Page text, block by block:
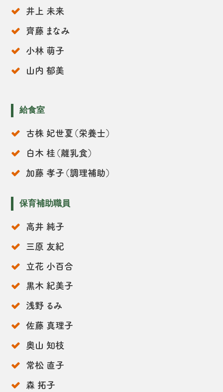
井上 未来
齊藤 まなみ
小林 萌子
山内 郁美
給食室
古株 妃世夏（栄養士）
白木 桂（離乳食）
加藤 孝子（調理補助）
保育補助職員
高井 純子
三原 友紀
立花 小百合
黒木 紀美子
浅野 るみ
佐藤 真理子
奥山 知枝
常松 直子
森 拓子